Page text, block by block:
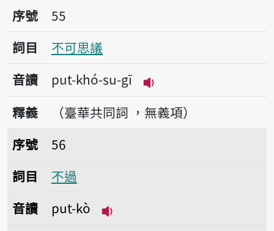
序號55不可思議
序號
55
詞目
不可思議
音讀
put-khó-su-gī
播放音讀put-khó-su-
釋義
（臺華共同詞 ，無義項）
序號56不過
序號
56
詞目
不過
音讀
put-kò